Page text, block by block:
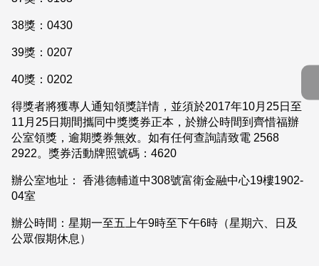
38獎：0430
39獎：0207
40獎：0202
得獎者將獲專人通知領獎詳情，並須於2017年10月25日至
11月25日期間攜同中獎獎券正本，於辦公時間到齊惜福辦
公室領獎，逾期獎券無效。如有任何查詢請致電 2568
2922。獎券活動牌照號碼：4620
辦公室地址： 香港德輔道中308號富衛金融中心19樓1902-
04室
辦公時間：星期一至五上午9時至下午6時（星期六、日及
公眾假期休息）